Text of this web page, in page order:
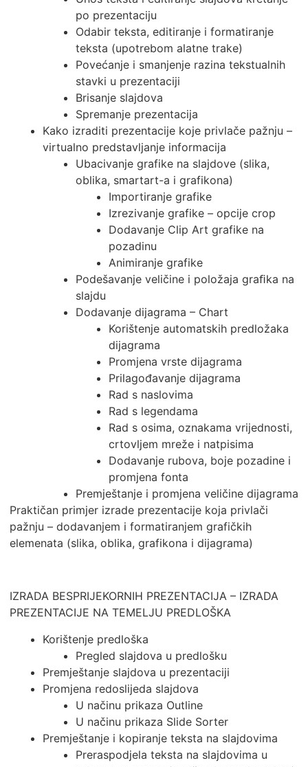
po prezentaciju
Odabir teksta, editiranje i formatiranje
teksta (upotrebom alatne trake)
Povećanje i smanjenje razina tekstualnih
stavki u prezentaciji
Brisanje slajdova
Spremanje prezentacija
Kako izraditi prezentacije koje privlače pažnju –
virtualno predstavljanje informacija
Ubacivanje grafike na slajdove (slika,
oblika, smartart-a i grafikona)
Importiranje grafike
Izrezivanje grafike – opcije crop
Dodavanje Clip Art grafike na
pozadinu
Animiranje grafike
Podešavanje veličine i položaja graﬁka na
slajdu
Dodavanje dijagrama – Chart
Korištenje automatskih predložaka
dijagrama
Promjena vrste dijagrama
Prilagođavanje dijagrama
Rad s naslovima
Rad s legendama
Rad s osima, oznakama vrijednosti,
crtovljem mreže i natpisima
Dodavanje rubova, boje pozadine i
promjena fonta
Premještanje i promjena veličine dijagrama
Praktičan primjer izrade prezentacije koja privlači
pažnju – dodavanjem i formatiranjem grafičkih
elemenata (slika, oblika, grafikona i dijagrama)
IZRADA BESPRIJEKORNIH PREZENTACIJA – IZRADA
PREZENTACIJE NA TEMELJU PREDLOŠKA
Korištenje predloška
Pregled slajdova u predlošku
Premještanje slajdova u prezentaciji
Promjena redoslijeda slajdova
U načinu prikaza Outline
U načinu prikaza Slide Sorter
Premještanje i kopiranje teksta na slajdovima
Preraspodjela teksta na slajdovima u